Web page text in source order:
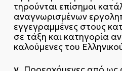
τηρούνται επίσημοι
αναγνωρισμένων
εγγεγραμμένες στους
σε τάξη και κατηγορία
καλούμενες του